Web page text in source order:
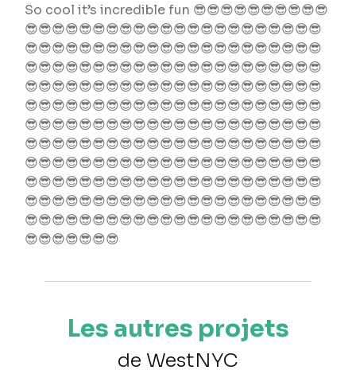
So cool it’s incredible fun 😎😎😎😎😎😎😎😎😎😎
😎😎😎😎😎😎😎😎😎😎😎😎😎😎😎😎😎😎😎😎😎😎
😎😎😎😎😎😎😎😎😎😎😎😎😎😎😎😎😎😎😎😎😎😎
😎😎😎😎😎😎😎😎😎😎😎😎😎😎😎😎😎😎😎😎😎😎
😎😎😎😎😎😎😎😎😎😎😎😎😎😎😎😎😎😎😎😎😎😎
😎😎😎😎😎😎😎😎😎😎😎😎😎😎😎😎😎😎😎😎😎😎
😎😎😎😎😎😎😎😎😎😎😎😎😎😎😎😎😎😎😎😎😎😎
😎😎😎😎😎😎😎😎😎😎😎😎😎😎😎😎😎😎😎😎😎😎
😎😎😎😎😎😎😎😎😎😎😎😎😎😎😎😎😎😎😎😎😎😎
😎😎😎😎😎😎😎😎😎😎😎😎😎😎😎😎😎😎😎😎😎😎
😎😎😎😎😎😎😎😎😎😎😎😎😎😎😎😎😎😎😎😎😎😎
😎😎😎😎😎😎😎😎😎😎😎😎😎😎😎😎😎😎😎😎😎😎
😎😎😎😎😎😎😎
Les autres projets
de WestNYC